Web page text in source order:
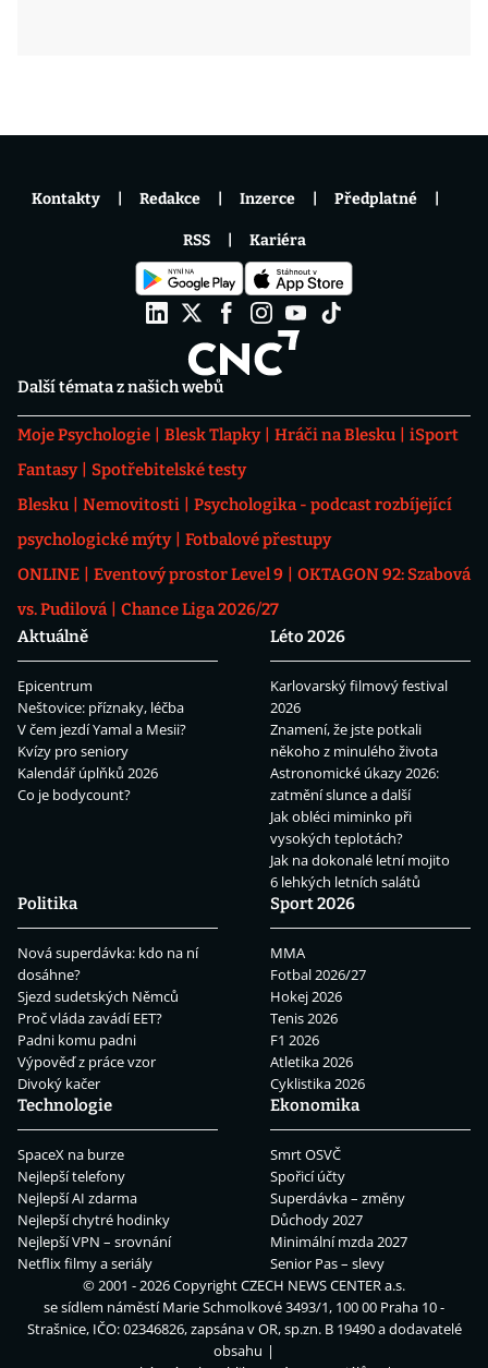
Další témata z našich webů
Moje Psychologie Blesk Tlapky Hráči na Blesku
iSport
Fantasy
Spotřebitelské testy
Blesku
Nemovitosti
Psychologika - podcast rozbíjející
psychologické mýty
Fotbalové přestupy
ONLINE
Eventový prostor Level 9
OKTAGON 92: Szabová
vs. Pudilová
Chance Liga 2026/27
Aktuálně
Epicentrum
Neštovice: příznaky, léčba
V čem jezdí Yamal a Mesii?
Kvízy pro seniory
Kalendář úplňků 2026
Co je bodycount?
Léto 2026
Karlovarský filmový festival
2026
Znamení, že jste potkali
někoho z minulého života
Astronomické úkazy 2026:
zatmění slunce a další
Jak obléci miminko při
vysokých teplotách?
Jak na dokonalé letní mojito
6 lehkých letních salátů
Politika
Nová superdávka: kdo na ní
dosáhne?
Sjezd sudetských Němců
Proč vláda zavádí EET?
Padni komu padni
Výpověď z práce vzor
Divoký kačer
Sport 2026
MMA
Fotbal 2026/27
Hokej 2026
Tenis 2026
F1 2026
Atletika 2026
Cyklistika 2026
Technologie
SpaceX na burze
Nejlepší telefony
Nejlepší AI zdarma
Nejlepší chytré hodinky
Nejlepší VPN – srovnání
Netflix filmy a seriály
Ekonomika
Smrt OSVČ
Spořicí účty
Superdávka – změny
Důchody 2027
Minimální mzda 2027
Senior Pas – slevy
Kontakty Redakce Inzerce Předplatné
RSS Kariéra
© 2001 - 2026 CopyrightCZECH NEWS CENTER a.s.
se sídlem náměstí Marie Schmolkové 3493/1, 100 00 Praha 10 -
Strašnice, IČO: 02346826, zapsána v OR, sp.zn. B 19490 a dodavatelé
obsahu